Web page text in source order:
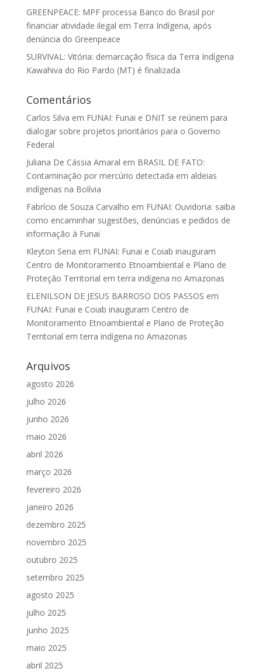
GREENPEACE: MPF processa Banco do Brasil por
financiar atividade ilegal em Terra Indígena, após
denúncia do Greenpeace
SURVIVAL: Vitória: demarcação física da Terra Indígena
Kawahiva do Rio Pardo (MT) é finalizada
Comentários
Carlos Silva em FUNAI: Funai e DNIT se reúnem para
dialogar sobre projetos prioritários para o Governo
Federal
Juliana De Cássia Amaral em BRASIL DE FATO:
Contaminação por mercúrio detectada em aldeias
indígenas na Bolívia
Fabrício de Souza Carvalho em FUNAI: Ouvidoria: saiba
como encaminhar sugestões, denúncias e pedidos de
informação à Funai
Kleyton Sena em FUNAI: Funai e Coiab inauguram
Centro de Monitoramento Etnoambiental e Plano de
Proteção Territorial em terra indígena no Amazonas
ELENILSON DE JESUS BARROSO DOS PASSOS em
FUNAI: Funai e Coiab inauguram Centro de
Monitoramento Etnoambiental e Plano de Proteção
Territorial em terra indígena no Amazonas
Arquivos
agosto 2026
julho 2026
junho 2026
maio 2026
abril 2026
março 2026
fevereiro 2026
janeiro 2026
dezembro 2025
novembro 2025
outubro 2025
setembro 2025
agosto 2025
julho 2025
junho 2025
maio 2025
abril 2025